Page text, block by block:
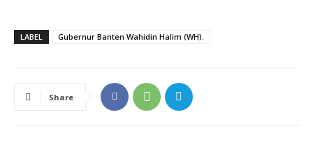
LABEL Gubernur Banten Wahidin Halim (WH).
Share